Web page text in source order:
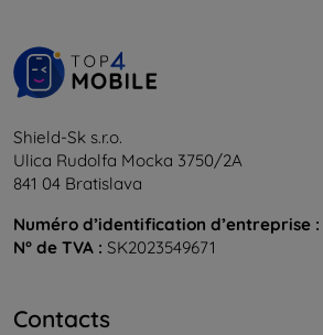
Shield-Sk s.r.o.
Ulica Rudolfa Mocka 3750/2A
841 04 Bratislava
Numéro d’identification d’entreprise :
N° de TVA : SK2023549671
Contacts